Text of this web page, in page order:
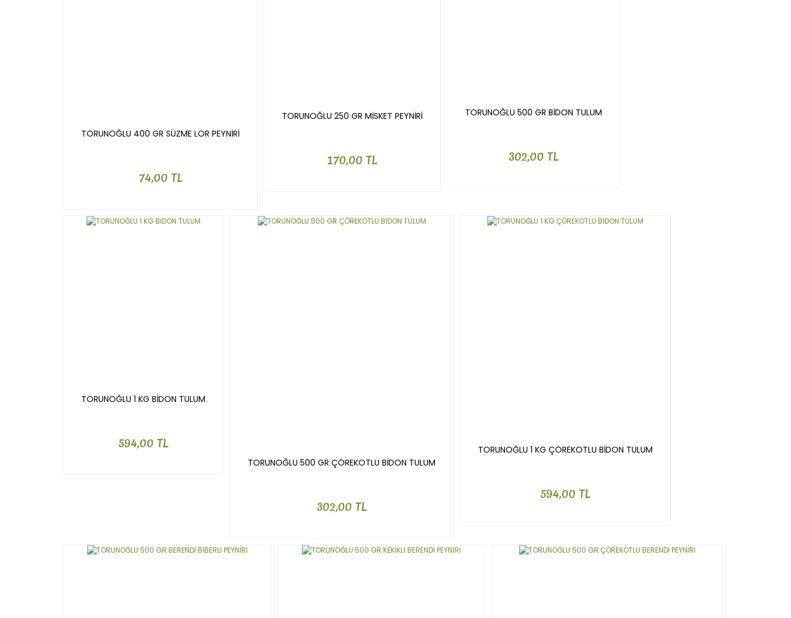
TORUNOĞLU 400 GR SÜZME LOR PEYNİRİ
74,00 TL
TORUNOĞLU 250 GR MİSKET PEYNİRİ
170,00 TL
TORUNOĞLU 500 GR BİDON TULUM
302,00 TL
TORUNOĞLU 1 KG BİDON TULUM
594,00 TL
TORUNOĞLU 500 GR ÇÖREKOTLU BİDON TULUM
302,00 TL
TORUNOĞLU 1 KG ÇÖREKOTLU BİDON TULUM
594,00 TL